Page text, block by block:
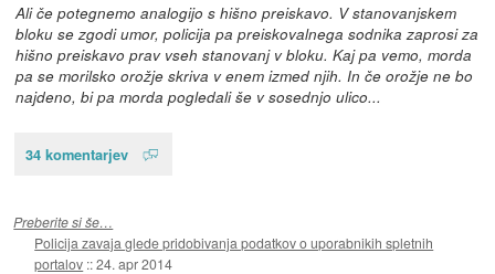
Ali če potegnemo analogijo s hišno preiskavo. V stanovanjskem
bloku se zgodi umor, policija pa preiskovalnega sodnika zaprosi za
hišno preiskavo prav vseh stanovanj v bloku. Kaj pa vemo, morda
pa se morilsko orožje skriva v enem izmed njih. In če orožje ne bo
najdeno, bi pa morda pogledali še v sosednjo ulico...
34 komentarjev
Preberite si še…
Policija zavaja glede pridobivanja podatkov o uporabnikih spletnih
portalov ::24. apr 2014